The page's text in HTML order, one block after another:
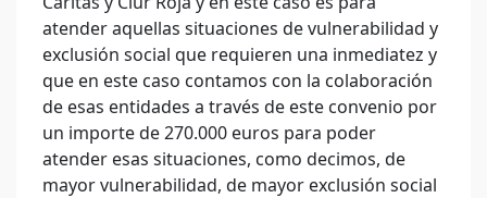
atender aquellas situaciones de vulnerabilidad y
exclusión social que requieren una inmediatez y
que en este caso contamos con la colaboración
de esas entidades a través de este convenio por
un importe de 270.000 euros para poder
atender esas situaciones, como decimos, de
mayor vulnerabilidad, de mayor exclusión social